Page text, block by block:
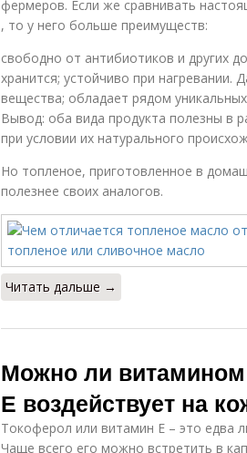
фермеров. Если же сравнивать
, то у него больше преимуществ:
свободно от антибиотиков и других
хранится; устойчиво при
вещества; обладает рядом
Вывод: оба вида продукта полезны в
при условии их натурального
Но топленое, приготовленное в
полезнее своих аналогов.
Читать дальше →
Можно ли
Е воздействует на
Токоферол или витамин Е – это едва
Чаще всего его можно встретить в